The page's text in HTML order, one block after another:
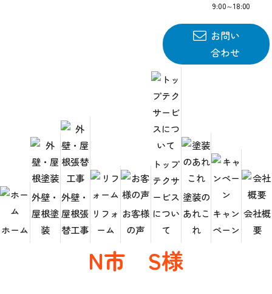
9:00～18:00
お問い
合わせ
ホーム
外壁・
屋根塗
装
外壁・
屋根張
替工事
リフォ
ーム
お客様
の声
トップ
テクサ
ービス
につい
て
塗装の
あれこ
れ
キャン
ペーン
会社概
要
お客様の声
HOME お客様の声 N市 S様
N市 S様